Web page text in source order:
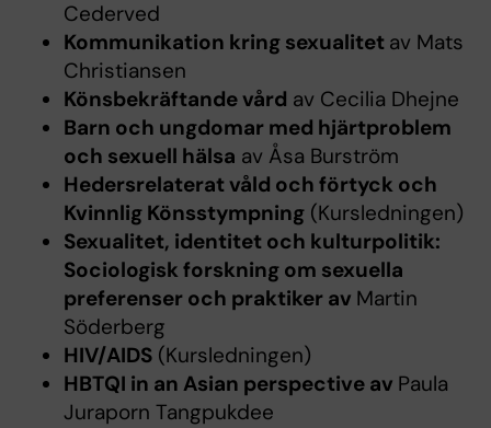
Cederved
Kommunikation kring sexualitet av Mats
Christiansen
Könsbekräftande vård av Cecilia Dhejne
Barn och ungdomar med hjärtproblem
och sexuell hälsa av Åsa Burström
Hedersrelaterat våld och förtyck och
Kvinnlig Könsstympning(Kursledningen)
Sexualitet, identitet och kulturpolitik:
Sociologisk forskning om sexuella
preferenser och praktiker av Martin
Söderberg
HIV/AIDS(Kursledningen)
HBTQI in an Asian perspective av Paula
Juraporn Tangpukdee